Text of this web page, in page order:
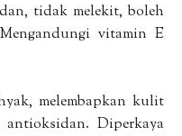
tidak melekit, boleh
vitamin E
melembapkan kulit
antioksidan. Diperkaya